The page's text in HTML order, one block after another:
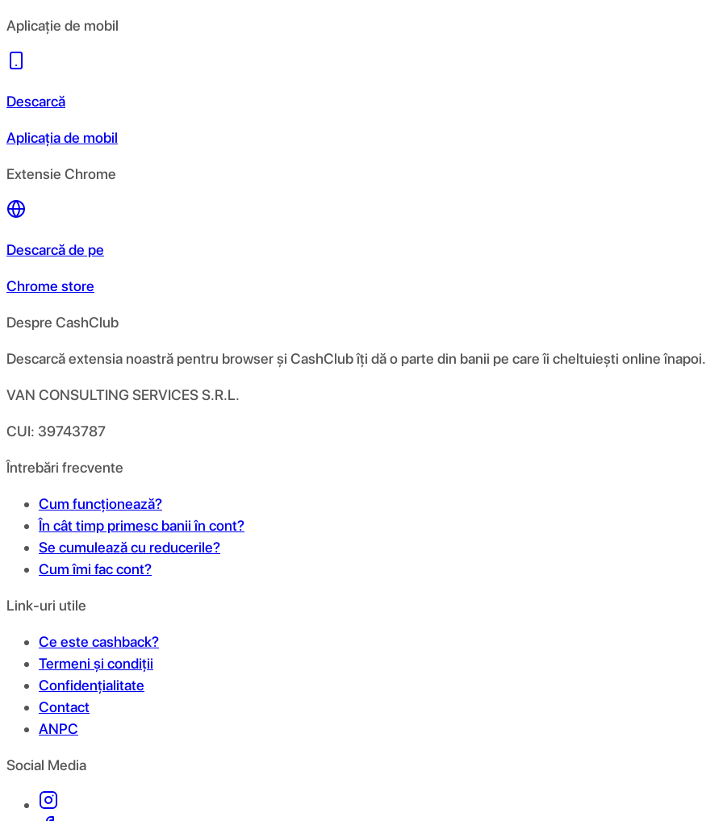
Aplicație de mobil
Descarcă
Aplicația de mobil
Extensie Chrome
Descarcă de pe
Chrome store
Despre CashClub
Descarcă extensia noastră pentru browser și CashClub îți dă o parte din banii pe care îi cheltuiești online înapoi.
VAN CONSULTING SERVICES S.R.L.
CUI: 39743787
Întrebări frecvente
Cum funcționează?
În cât timp primesc banii în cont?
Se cumulează cu reducerile?
Cum îmi fac cont?
Link-uri utile
Ce este cashback?
Termeni și condiții
Confidențialitate
Contact
ANPC
Social Media